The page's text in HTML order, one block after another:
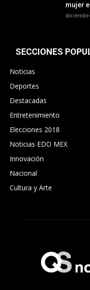
mujer
SECCIONES
Noticias
Deportes
Destacadas
Entretenimiento
Elecciones 2018
Noticias EDO MEX
Innovación
Nacional
Cultura y Arte